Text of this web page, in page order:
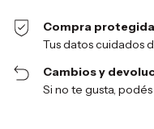
Compra protegida
Tus datos cuidados
Cambios y
Si no te gusta,